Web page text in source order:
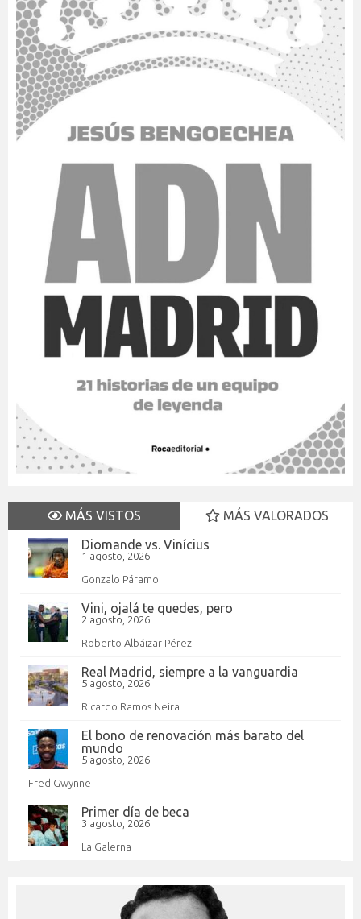
MÁS VISTOS
MÁS VALORADOS
Diomande vs. Vinícius
1 agosto, 2026
Gonzalo Páramo
Vini, ojalá te quedes, pero
2 agosto, 2026
Roberto Albáizar Pérez
Real Madrid, siempre a la vanguardia
5 agosto, 2026
Ricardo Ramos Neira
El bono de renovación más barato del
mundo
5 agosto, 2026
Fred Gwynne
Primer día de beca
3 agosto, 2026
La Galerna